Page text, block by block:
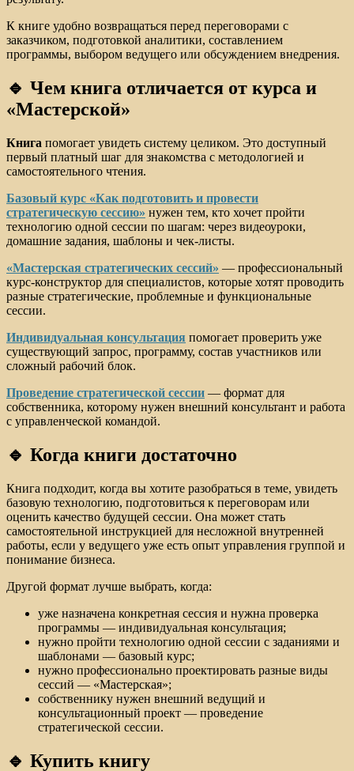
К книге удобно возвращаться перед переговорами с
заказчиком, подготовкой аналитики, составлением
программы, выбором ведущего или обсуждением внедрения.
🔹 Чем книга отличается от курса и
«Мастерской»
Книга помогает увидеть систему целиком. Это доступный
первый платный шаг для знакомства с методологией и
самостоятельного чтения.
Базовый курс «Как подготовить и провести
стратегическую сессию» нужен тем, кто хочет пройти
технологию одной сессии по шагам: через видеоуроки,
домашние задания, шаблоны и чек-листы.
«Мастерская стратегических сессий» — профессиональный
курс-конструктор для специалистов, которые хотят проводить
разные стратегические, проблемные и функциональные
сессии.
Индивидуальная консультация помогает проверить уже
существующий запрос, программу, состав участников или
сложный рабочий блок.
Проведение стратегической сессии — формат для
собственника, которому нужен внешний консультант и работа
с управленческой командой.
🔹 Когда книги достаточно
Книга подходит, когда вы хотите разобраться в теме, увидеть
базовую технологию, подготовиться к переговорам или
оценить качество будущей сессии. Она может стать
самостоятельной инструкцией для несложной внутренней
работы, если у ведущего уже есть опыт управления группой и
понимание бизнеса.
Другой формат лучше выбрать, когда:
уже назначена конкретная сессия и нужна проверка
программы — индивидуальная консультация;
нужно пройти технологию одной сессии с заданиями и
шаблонами — базовый курс;
нужно профессионально проектировать разные виды
сессий — «Мастерская»;
собственнику нужен внешний ведущий и
консультационный проект — проведение
стратегической сессии.
🔹 Купить книгу